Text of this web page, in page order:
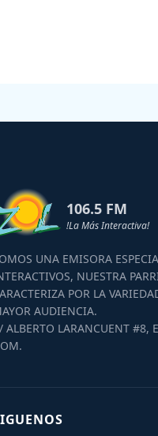
106.5 FM
!La Más Interactiva!
UNA EMISORA
NUESTRA
POR LA
AUDIENCIA.
ALBERTO LARANCUENT #8,